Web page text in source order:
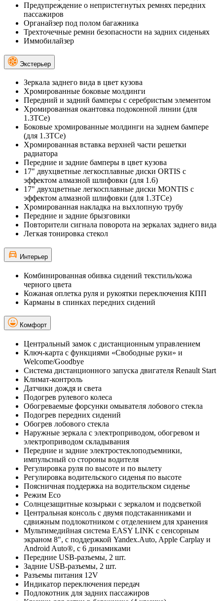
Предупреждение о непристегнутых ремнях передних
пассажиров
Органайзер под полом багажника
Трехточечные ремни безопасности на задних сиденьях
Иммобилайзер
Экстерьер
Зеркала заднего вида в цвет кузова
Хромированные боковые молдинги
Передний и задний бамперы с серебристым элементом
Хромированная окантовка подоконной линии (для
1.3TCe)
Боковые хромированные молдинги на заднем бампере
(для 1.3TCe)
Хромированная вставка верхней части решетки
радиатора
Передние и задние бамперы в цвет кузова
17" двухцветные легкосплавные диски ORTIS с
эффектом алмазной шлифовки (для 1.6)
17" двухцветные легкосплавные диски MONTIS с
эффектом алмазной шлифовки (для 1.3TCe)
Хромированная накладка на выхлопную трубу
Передние и задние брызговики
Повторители сигнала поворота на зеркалах заднего вида
Легкая тонировка стекол
Интерьер
Комбинированная обивка сидений текстиль/кожа
черного цвета
Кожаная оплетка руля и рукоятки переключения КПП
Карманы в спинках передних сидений
Комфорт
Центральный замок с дистанционным управлением
Ключ-карта с функциями «Свободные руки» и
Welcome/Goodbye
Система дистанционного запуска двигателя Renault Start
Климат-контроль
Датчики дождя и света
Подогрев рулевого колеса
Обогреваемые форсунки омывателя лобового стекла
Подогрев передних сидений
Обогрев лобового стекла
Наружные зеркала с электроприводом, обогревом и
электроприводом складывания
Передние и задние электростеклоподъемники,
импульсный со стороны водителя
Регулировка руля по высоте и по вылету
Регулировка водительского сиденья по высоте
Поясничная поддержка на водительском сиденье
Режим Eco
Солнцезащитные козырьки с зеркалом и подсветкой
Центральная консоль с двумя подстаканниками и
сдвижным подлокотником с отделением для хранения
Мультимедийная система EASY LINK c сенсорным
экраном 8", с поддержкой Yandex.Auto, Apple Carplay и
Android Auto®, с 6 динамиками
Передние USB-разъемы, 2 шт.
Задние USB-разъемы, 2 шт.
Разъемы питания 12V
Индикатор переключения передач
Подлокотник для задних пассажиров